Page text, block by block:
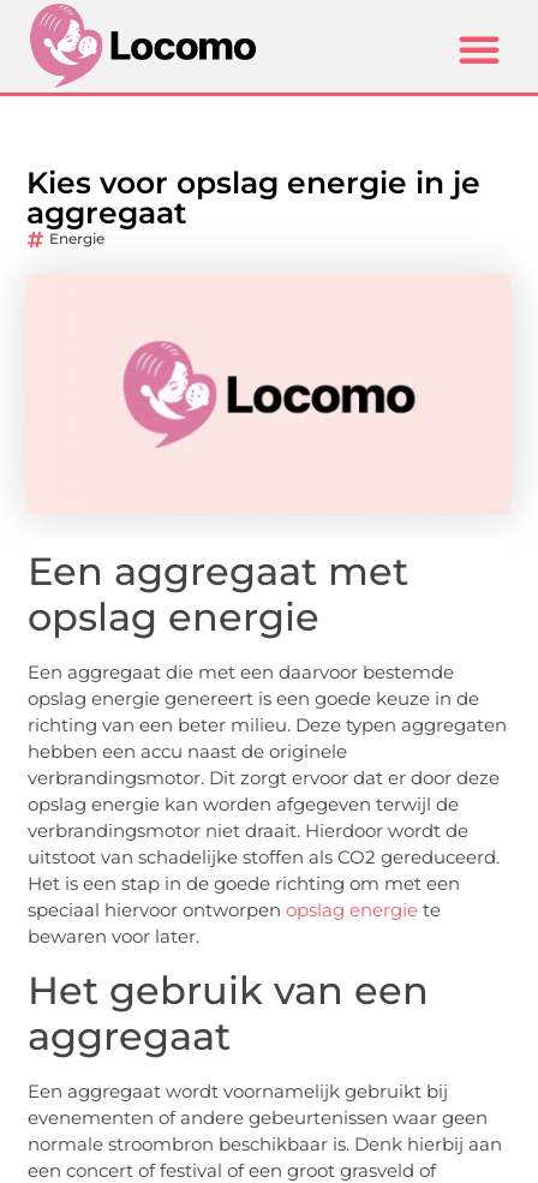
Kies voor opslag energie in je
aggregaat
Energie
Een aggregaat met
opslag energie
Een aggregaat die met een daarvoor bestemde
opslag energie genereert is een goede keuze in de
richting van een beter milieu. Deze typen aggregaten
hebben een accu naast de originele
verbrandingsmotor. Dit zorgt ervoor dat er door deze
opslag energie kan worden afgegeven terwijl de
verbrandingsmotor niet draait. Hierdoor wordt de
uitstoot van schadelijke stoffen als CO2 gereduceerd.
Het is een stap in de goede richting om met een
speciaal hiervoor ontworpenopslag energie te
bewaren voor later.
Het gebruik van een
aggregaat
Een aggregaat wordt voornamelijk gebruikt bij
evenementen of andere gebeurtenissen waar geen
normale stroombron beschikbaar is. Denk hierbij aan
een concert of festival of een groot grasveld of